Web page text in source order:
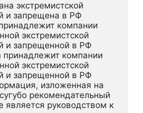
экстремистской
и запрещена в РФ
компании
экстремистской
и запрещенной в РФ
компании
экстремистской
и запрещенной в РФ
изложенная на
рекомендательный
является руководством к